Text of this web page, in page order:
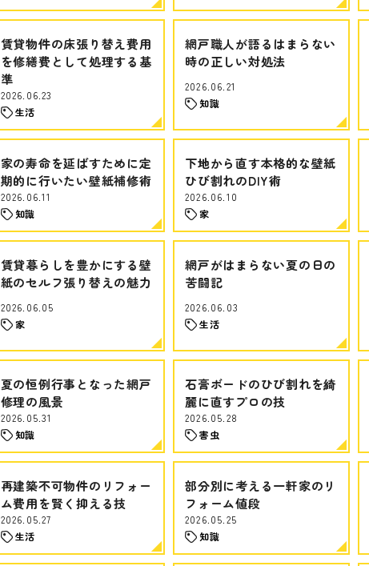
賃貸物件の床張り替え費用
を修繕費として処理する基
準
2026.06.23
生活
網戸職人が語るはまらない
時の正しい対処法
2026.06.21
知識
家の寿命を延ばすために定
期的に行いたい壁紙補修術
2026.06.11
知識
下地から直す本格的な壁紙
ひび割れのDIY術
2026.06.10
家
賃貸暮らしを豊かにする壁
紙のセルフ張り替えの魅力
2026.06.05
家
網戸がはまらない夏の日の
苦闘記
2026.06.03
生活
夏の恒例行事となった網戸
修理の風景
2026.05.31
知識
石膏ボードのひび割れを綺
麗に直すプロの技
2026.05.28
害虫
再建築不可物件のリフォー
ム費用を賢く抑える技
2026.05.27
生活
部分別に考える一軒家のリ
フォーム値段
2026.05.25
知識